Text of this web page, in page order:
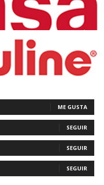
ME GUSTA
SEGUIR
SEGUIR
SEGUIR